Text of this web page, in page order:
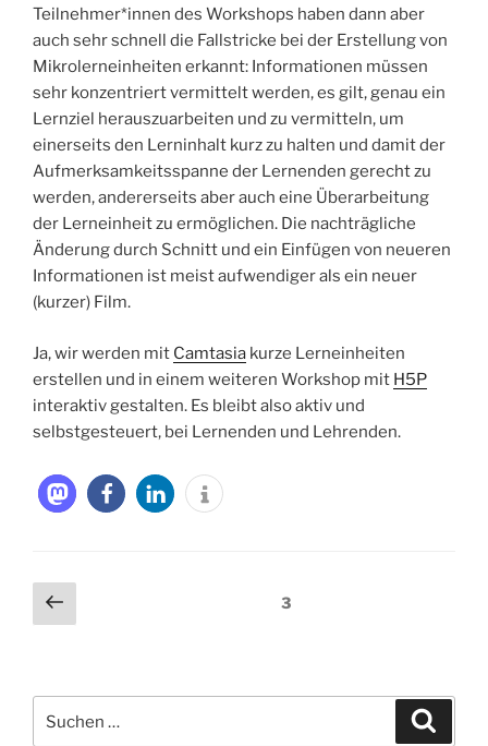
Teilnehmer*innen des Workshops haben dann aber
auch sehr schnell die Fallstricke bei der Erstellung von
Mikrolerneinheiten erkannt: Informationen müssen
sehr konzentriert vermittelt werden, es gilt, genau ein
Lernziel herauszuarbeiten und zu vermitteln, um
einerseits den Lerninhalt kurz zu halten und damit der
Aufmerksamkeitsspanne der Lernenden gerecht zu
werden, andererseits aber auch eine Überarbeitung
der Lerneinheit zu ermöglichen. Die nachträgliche
Änderung durch Schnitt und ein Einfügen von neueren
Informationen ist meist aufwendiger als ein neuer
(kurzer) Film.
Ja, wir werden mit Camtasia kurze Lerneinheiten
erstellen und in einem weiteren Workshop mit H5P
interaktiv gestalten. Es bleibt also aktiv und
selbstgesteuert, bei Lernenden und Lehrenden.
Beitragsnavigation
Vorherige
Seite
Seite3
nach: